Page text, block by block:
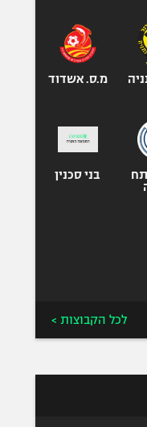
לחימה
מ.ס. אשדוד
בני סכנין
לכל הקבוצות >